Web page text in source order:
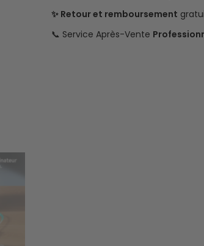
✨ Retour et remboursement
📞 Service Après-Vente